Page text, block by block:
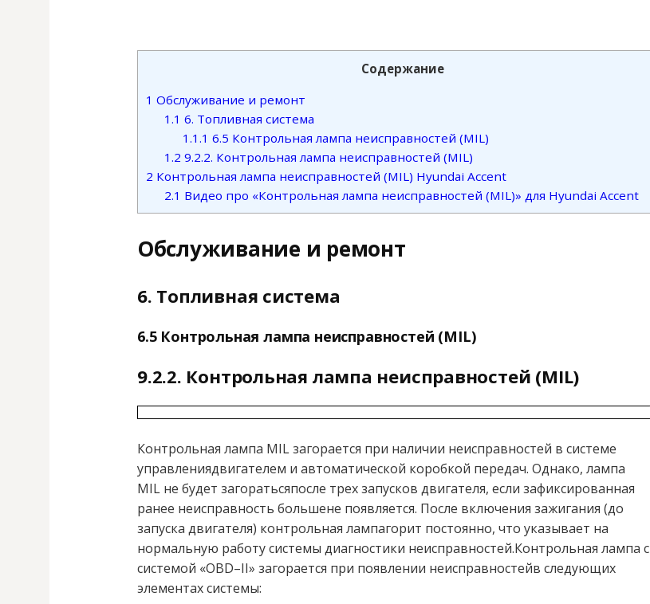
Содержание
1 Обслуживание и ремонт
1.1 6. Топливная система
1.1.1 6.5 Контрольная лампа неисправностей (MIL)
1.2 9.2.2. Контрольная лампа неисправностей (MIL)
2 Контрольная лампа неисправностей (MIL) Hyundai Accent
2.1 Видео про «Контрольная лампа неисправностей (MIL)» для Hyundai Accent
Обслуживание и ремонт
6. Топливная система
6.5 Контрольная лампа неисправностей (MIL)
9.2.2. Контрольная лампа неисправностей (MIL)
Контрольная лампа MIL загорается при наличии неисправностей в системе
управлениядвигателем и автоматической коробкой передач. Однако, лампа
MIL не будет загоратьсяпосле трех запусков двигателя, если зафиксированная
ранее неисправность большене появляется. После включения зажигания (до
запуска двигателя) контрольная лампагорит постоянно, что указывает на
нормальную работу системы диагностики неисправностей.Контрольная лампа с
системой «OBD–II» загорается при появлении неисправностейв следующих
элементах системы: